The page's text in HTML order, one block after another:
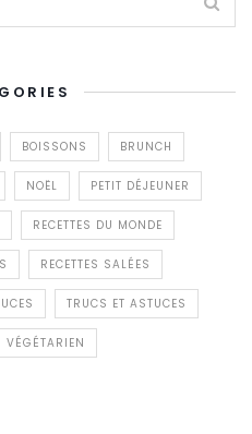
BOISSONS BRUNCH
NOËL PETIT DÉJEUNER
RECETTES DU MONDE
RECETTES SALÉES
TRUCS ET ASTUCES
VÉGÉTARIEN